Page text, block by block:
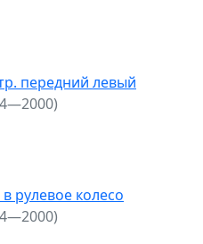
передний левый
рулевое колесо